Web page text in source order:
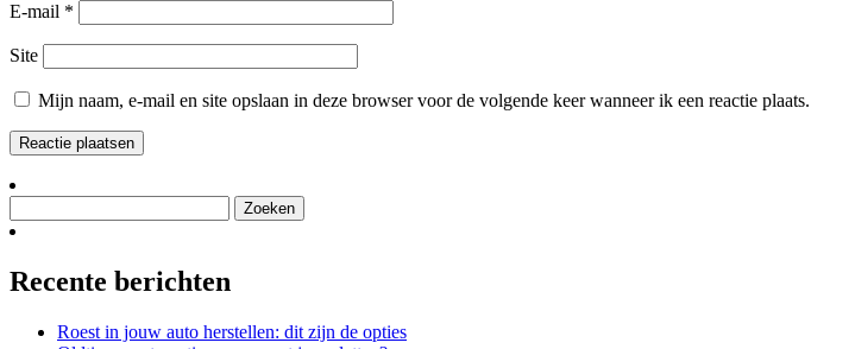
E-mail *
Site
Mijn naam, e-mail en site opslaan in deze browser voor de volgende keer wanneer ik een reactie plaats.
naar:
Recente berichten
Roest in jouw auto herstellen: dit zijn de opties